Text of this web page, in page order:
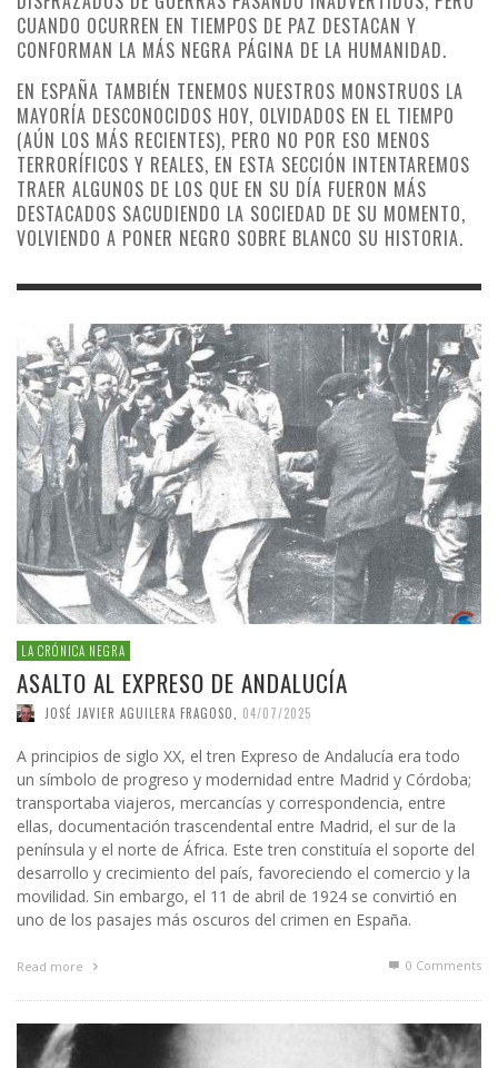
CUANDO OCURREN EN TIEMPOS DE PAZ DESTACAN Y
CONFORMAN LA MÁS NEGRA PÁGINA DE LA HUMANIDAD.
EN ESPAÑA TAMBIÉN TENEMOS NUESTROS MONSTRUOS LA
MAYORÍA DESCONOCIDOS HOY, OLVIDADOS EN EL TIEMPO
(AÚN LOS MÁS RECIENTES), PERO NO POR ESO MENOS
TERRORÍFICOS Y REALES, EN ESTA SECCIÓN INTENTAREMOS
TRAER ALGUNOS DE LOS QUE EN SU DÍA FUERON MÁS
DESTACADOS SACUDIENDO LA SOCIEDAD DE SU MOMENTO,
VOLVIENDO A PONER NEGRO SOBRE BLANCO SU HISTORIA.
LA CRÓNICA NEGRA
ASALTO AL EXPRESO DE ANDALUCÍA
JOSÉ JAVIER AGUILERA FRAGOSO 04/07/2025
A principios de siglo XX, el tren Expreso de Andalucía era todo
un símbolo de progreso y modernidad entre Madrid y Córdoba;
transportaba viajeros, mercancías y correspondencia, entre
ellas, documentación trascendental entre Madrid, el sur de la
península y el norte de África. Este tren constituía el soporte del
desarrollo y crecimiento del país, favoreciendo el comercio y la
movilidad. Sin embargo, el 11 de abril de 1924 se convirtió en
uno de los pasajes más oscuros del crimen en España.
Read more 0 Comments